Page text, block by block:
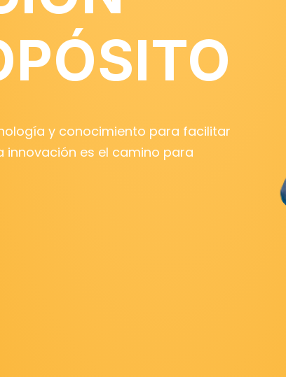
y conocimiento para facilitar
innovación es el camino para